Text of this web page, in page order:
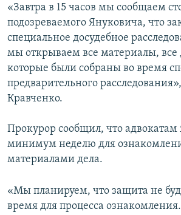
«Завтра в 15 часов мы сообщаем
подозреваемого Януковича, что
специальное досудебное
мы открываем все материалы, все
которые были собраны во время
предварительного расследования»,
Кравченко.
Прокурор сообщил, что адвокатам
минимум неделю для
материалами дела.
«Мы планируем, что защита не
время для процесса